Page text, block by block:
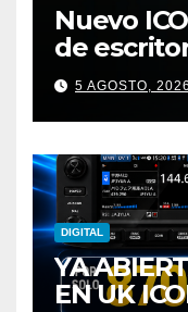
Nuevo
de
elemento
5 AGOSTO, 2026
DIGITAL
YA
EN UK